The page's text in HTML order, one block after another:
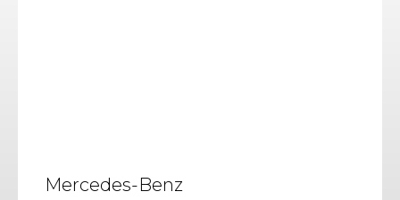
Mercedes-Benz